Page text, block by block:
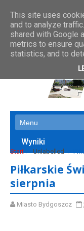
Wyniki
Start Unlabelled
Piłkarskie
sierpnia
Miasto Bydgoszcz
This site uses
and to analyze
shared with Google
metrics to ensure
statistics, and to